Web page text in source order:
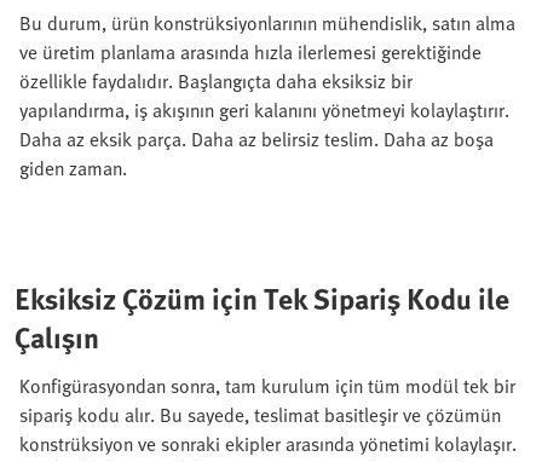
Bu durum, ürün konstrüksiyonlarının mühendislik, satın alma
ve üretim planlama arasında hızla ilerlemesi gerektiğinde
özellikle faydalıdır. Başlangıçta daha eksiksiz bir
yapılandırma, iş akışının geri kalanını yönetmeyi kolaylaştırır.
Daha az eksik parça. Daha az belirsiz teslim. Daha az boşa
giden zaman.
Eksiksiz Çözüm için Tek Sipariş Kodu ile
Çalışın
Konfigürasyondan sonra, tam kurulum için tüm modül tek bir
sipariş kodu alır. Bu sayede, teslimat basitleşir ve çözümün
konstrüksiyon ve sonraki ekipler arasında yönetimi kolaylaşır.